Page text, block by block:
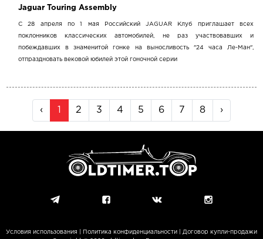
Jaguar Touring Assembly
С 28 апреля по 1 мая Российский JAGUAR Клуб приглашает всех
поклонников классических автомобилей, не раз участвовавших и
побеждавших в знаменитой гонке на выносливость "24 часа Ле-Ман",
отпраздновать вековой юбилей этой гоночной серии
‹ 1 2 3 4 5 6 7 8 ›
Условия использования Политика конфиденциальности
Договор купли-продажи